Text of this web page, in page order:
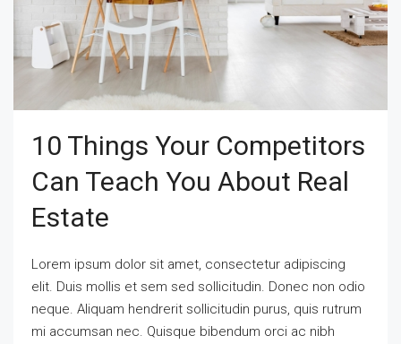
10 Things Your Competitors
Can Teach You About Real
Estate
Lorem ipsum dolor sit amet, consectetur adipiscing
elit. Duis mollis et sem sed sollicitudin. Donec non odio
neque. Aliquam hendrerit sollicitudin purus, quis rutrum
mi accumsan nec. Quisque bibendum orci ac nibh